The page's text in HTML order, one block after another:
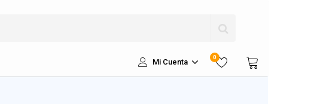
Mi Cuenta
0